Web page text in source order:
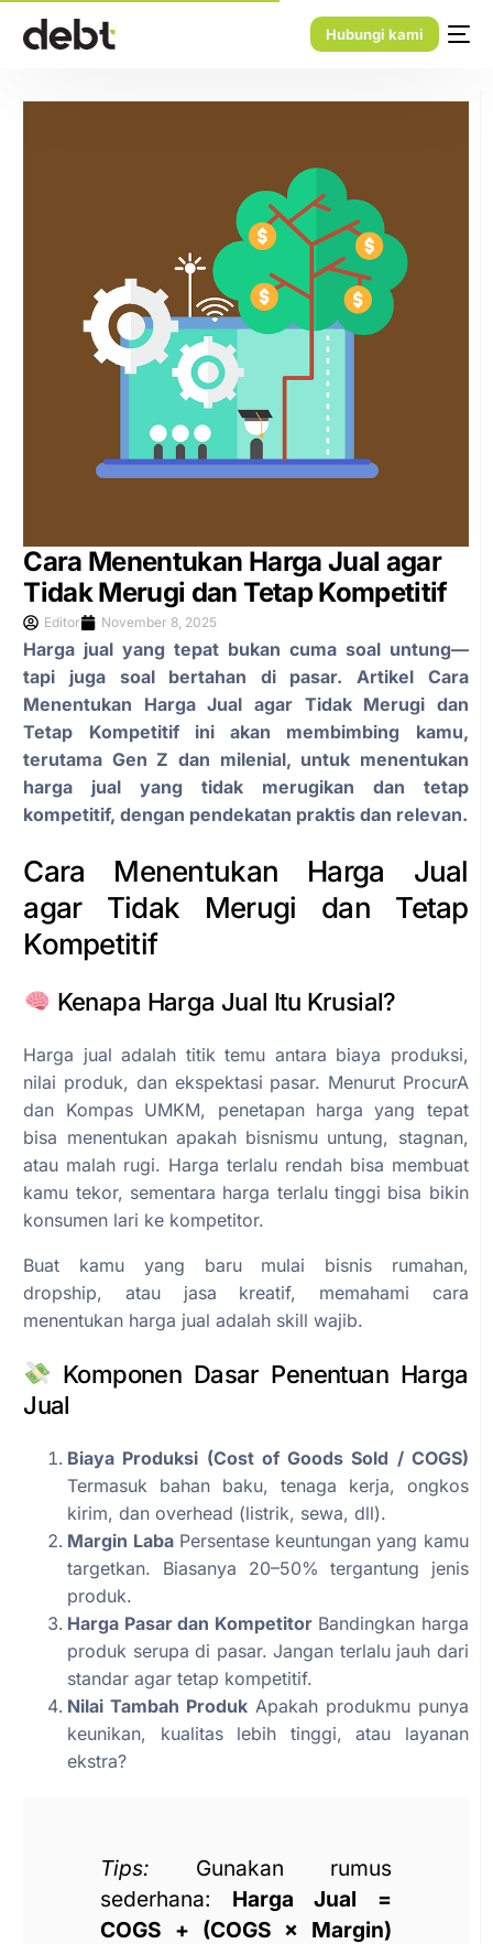
Hubungi kami
Cara Menentukan Harga Jual agar
Tidak Merugi dan Tetap Kompetitif
Editor November 8, 2025
Harga jual yang tepat bukan cuma soal untung—
tapi juga soal bertahan di pasar. Artikel Cara
Menentukan Harga Jual agar Tidak Merugi dan
Tetap Kompetitif ini akan membimbing kamu,
terutama Gen Z dan milenial, untuk menentukan
harga jual yang tidak merugikan dan tetap
kompetitif, dengan pendekatan praktis dan relevan.
Cara Menentukan Harga Jual
agar Tidak Merugi dan Tetap
Kompetitif
Kenapa Harga Jual Itu Krusial?
Harga jual adalah titik temu antara biaya produksi,
nilai produk, dan ekspektasi pasar. Menurut ProcurA
dan Kompas UMKM, penetapan harga yang tepat
bisa menentukan apakah bisnismu untung, stagnan,
atau malah rugi. Harga terlalu rendah bisa membuat
kamu tekor, sementara harga terlalu tinggi bisa bikin
konsumen lari ke kompetitor.
Buat kamu yang baru mulai bisnis rumahan,
dropship, atau jasa kreatif, memahami cara
menentukan harga jual adalah skill wajib.
Komponen Dasar Penentuan Harga
Jual
Biaya Produksi (Cost of Goods Sold / COGS)
Termasuk bahan baku, tenaga kerja, ongkos
kirim, dan overhead (listrik, sewa, dll).
Margin LabaPersentase keuntungan yang kamu
targetkan. Biasanya 20–50% tergantung jenis
produk.
Harga Pasar dan KompetitorBandingkan harga
produk serupa di pasar. Jangan terlalu jauh dari
standar agar tetap kompetitif.
Nilai Tambah Produk Apakah produkmu punya
keunikan, kualitas lebih tinggi, atau layanan
ekstra?
Tips: Gunakan rumus
sederhana: Harga Jual =
COGS + (COGS × Margin)